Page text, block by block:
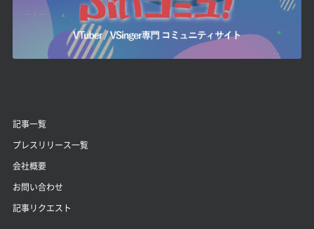
記事一覧
プレスリリース一覧
会社概要
お問い合わせ
記事リクエスト